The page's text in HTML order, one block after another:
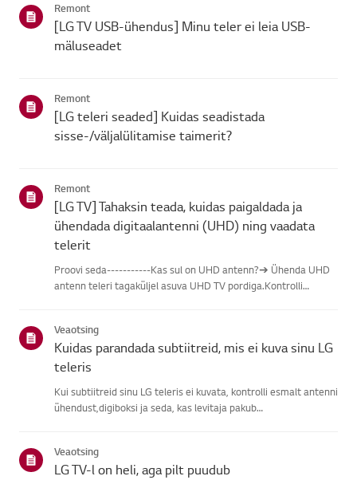
võiva...
Remont
[LG TV USB-ühendus] Minu teler ei leia USB-
mäluseadet
Remont
[LG teleri seaded] Kuidas seadistada
sisse-/väljalülitamise taimerit?
Remont
[LG TV] Tahaksin teada, kuidas paigaldada ja
ühendada digitaalantenni (UHD) ning vaadata
telerit
Proovi seda-----------Kas sul on UHD antenn?➔ Ühenda UHD
antenn teleri tagaküljel asuva UHD TV pordiga.Kontrolli
signaali, j...
Veaotsing
Kuidas parandada subtiitreid, mis ei kuva sinu LG
teleris
Kui subtiitreid sinu LG teleris ei kuvata, kontrolli esmalt antenni
ühendust,digiboksi ja seda, kas levitaja pakub
kasutad ...
Veaotsing
LG TV-l on heli, aga pilt puudub